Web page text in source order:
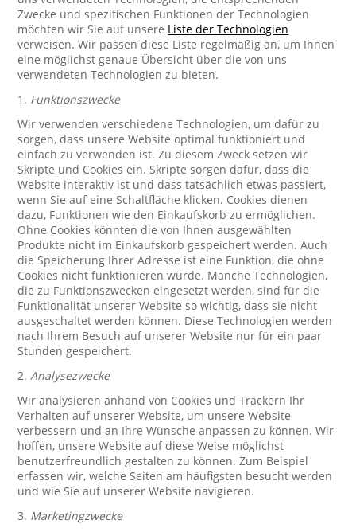
Zwecke und spezifischen Funktionen der Technologien
möchten wir Sie auf unsere Liste der Technologien
verweisen. Wir passen diese Liste regelmäßig an, um Ihnen
eine möglichst genaue Übersicht über die von uns
verwendeten Technologien zu bieten.
1. Funktionszwecke
Wir verwenden verschiedene Technologien, um dafür zu
sorgen, dass unsere Website optimal funktioniert und
einfach zu verwenden ist. Zu diesem Zweck setzen wir
Skripte und Cookies ein. Skripte sorgen dafür, dass die
Website interaktiv ist und dass tatsächlich etwas passiert,
wenn Sie auf eine Schaltfläche klicken. Cookies dienen
dazu, Funktionen wie den Einkaufskorb zu ermöglichen.
Ohne Cookies könnten die von Ihnen ausgewählten
Produkte nicht im Einkaufskorb gespeichert werden. Auch
die Speicherung Ihrer Adresse ist eine Funktion, die ohne
Cookies nicht funktionieren würde. Manche Technologien,
die zu Funktionszwecken eingesetzt werden, sind für die
Funktionalität unserer Website so wichtig, dass sie nicht
ausgeschaltet werden können. Diese Technologien werden
nach Ihrem Besuch auf unserer Website nur für ein paar
Stunden gespeichert.
2.Analysezwecke
Wir analysieren anhand von Cookies und Trackern Ihr
Verhalten auf unserer Website, um unsere Website
verbessern und an Ihre Wünsche anpassen zu können. Wir
hoffen, unsere Website auf diese Weise möglichst
benutzerfreundlich gestalten zu können. Zum Beispiel
erfassen wir, welche Seiten am häufigsten besucht werden
und wie Sie auf unserer Website navigieren.
3. Marketingzwecke